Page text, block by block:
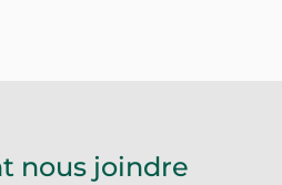
nous joindre